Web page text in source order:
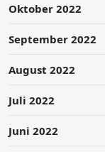
Oktober 2022
September 2022
August 2022
Juli 2022
Juni 2022